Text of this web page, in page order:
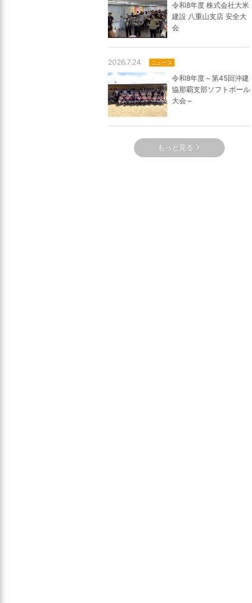
令和8年度 株式会社大米
建設 八重山支店 安全大
会
2026.7.24 ニュース
令和8年度～第45回沖建
協那覇支部ソフトボール
大会～
もっと見る